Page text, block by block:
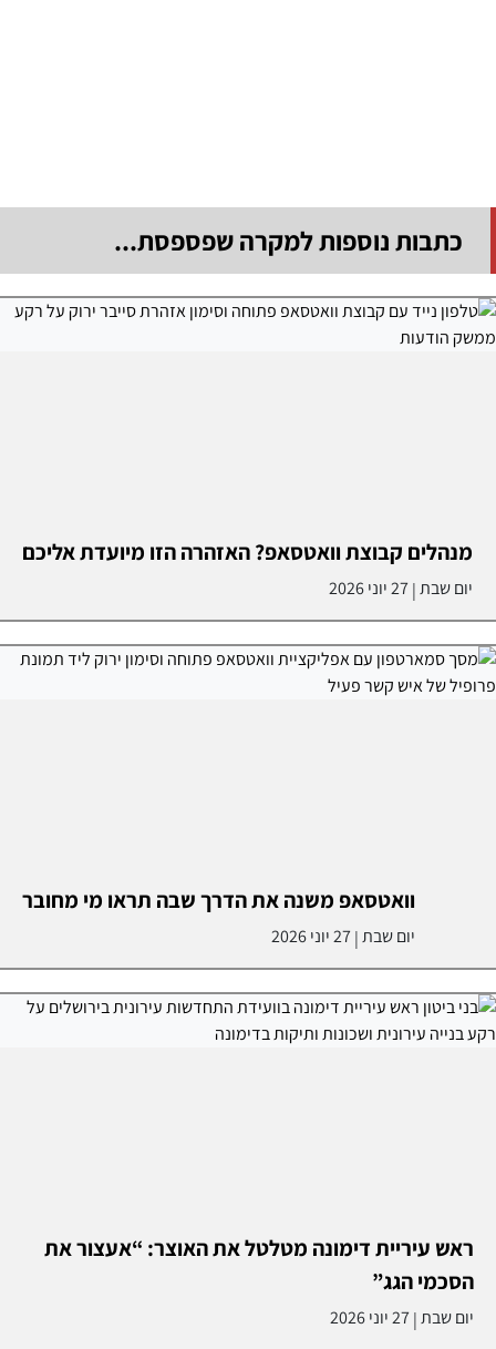
כתבות נוספות למקרה שפספסת...
מנהלים קבוצת וואטסאפ? האזהרה הזו מיועדת אליכם
יום שבת|27 יוני 2026
וואטסאפ משנה את הדרך שבה תראו מי מחובר
יום שבת|27 יוני 2026
ראש עיריית דימונה מטלטל את האוצר: “אעצור את
הסכמי הגג”
יום שבת|27 יוני 2026